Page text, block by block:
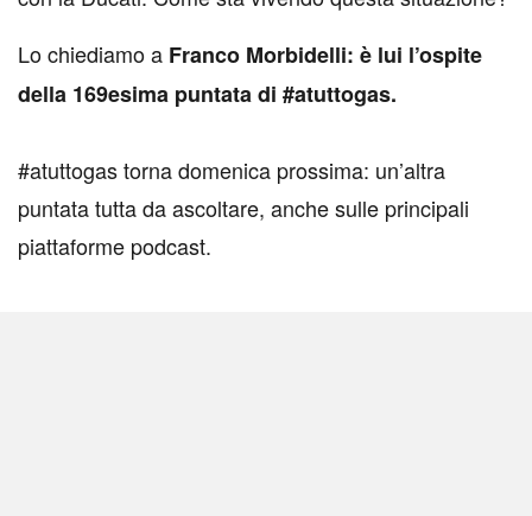
Lo chiediamo a Franco Morbidelli: è lui l’ospite
della 169esima puntata di #atuttogas.
#atuttogas torna domenica prossima: un’altra
puntata tutta da ascoltare, anche sulle principali
piattaforme podcast.